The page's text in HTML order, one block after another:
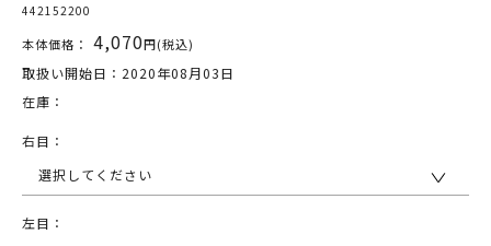
442152200
本体価格： 4,070円(税込)
取扱い開始日：2020年08月03日
在庫：
右目：
選択してください
左目：